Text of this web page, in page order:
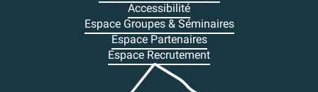
Accessibilité
Espace Groupes & Séminaires
Espace Partenaires
Espace Recrutement